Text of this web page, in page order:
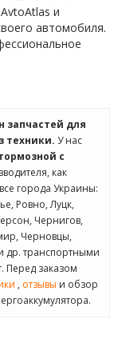
и
автомобиля.
запчастей для
техники. У нас
с
как
города Украины:
Ровно, Луцк,
Чернигов,
Черновцы,
др. транспортными
Перед заказом
, отзывы и обзор